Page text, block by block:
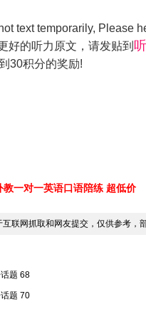
text temporarily, Please
好的听力原文，请发贴到
30积分的奖励!
教一对一英语口语陪练 超低价
联网抓取和网友提交，仅供参考，
题 68
题 70